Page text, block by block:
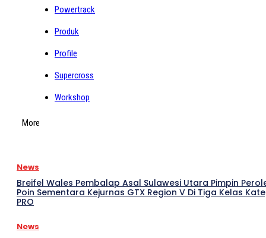
Powertrack
Produk
Profile
Supercross
Workshop
More
News
Breifel Wales Pembalap Asal Sulawesi Utara Pimpin
Poin Sementara Kejurnas GTX Region V Di Tiga Kelas
PRO
News